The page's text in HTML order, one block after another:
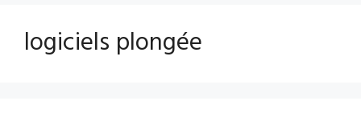
logiciels plongée